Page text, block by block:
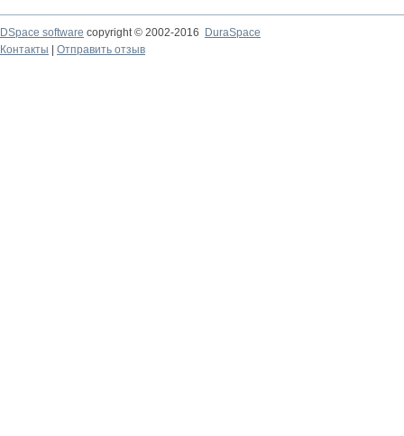
DSpace software copyright © 2002-2016
DuraSpace
Контакты
Отправить отзыв